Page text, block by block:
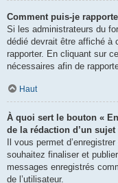
Comment puis-je
Si les administrateurs du
dédié devrait être affiché à
rapporter. En cliquant sur
nécessaires afin de
Haut
À quoi sert le bouton «
de la rédaction d’un sujet
Il vous permet
souhaitez finaliser et
messages enregistrés
de l’utilisateur.